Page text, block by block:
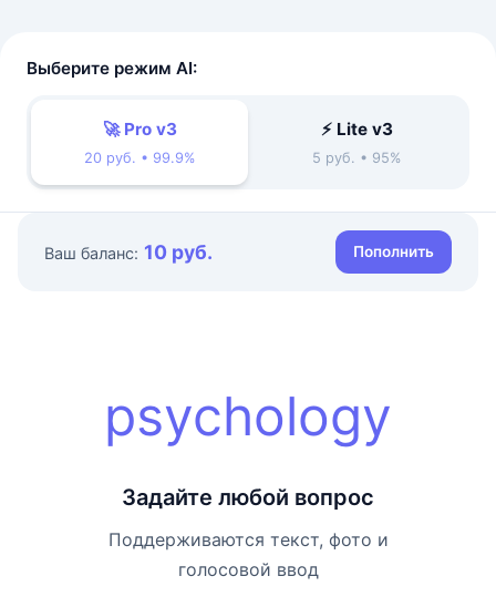
Выберите режим AI:
🚀 Pro v3
20 руб. • 99.9%
⚡ Lite v3
5 руб. • 95%
Ваш баланс: 10 руб. Пополнить
psychology
Задайте любой вопрос
Поддерживаются текст, фото и
голосовой ввод